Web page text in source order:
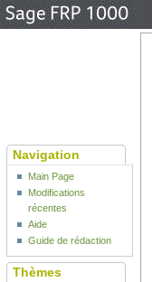
Navigation
Main Page
Modifications
récentes
Aide
Guide de rédaction
Thèmes